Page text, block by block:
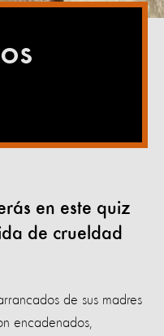
en este quiz
de crueldad
de sus madres
encadenados,